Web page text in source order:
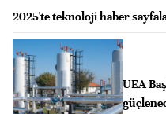
2025'te teknoloji haber
UEA